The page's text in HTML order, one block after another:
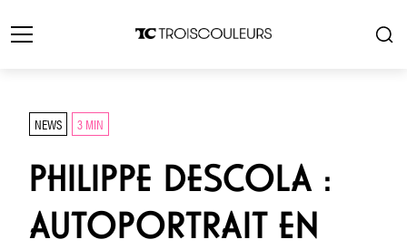
NEWS 3 MIN
PHILIPPE DESCOLA :
AUTOPORTRAIT EN